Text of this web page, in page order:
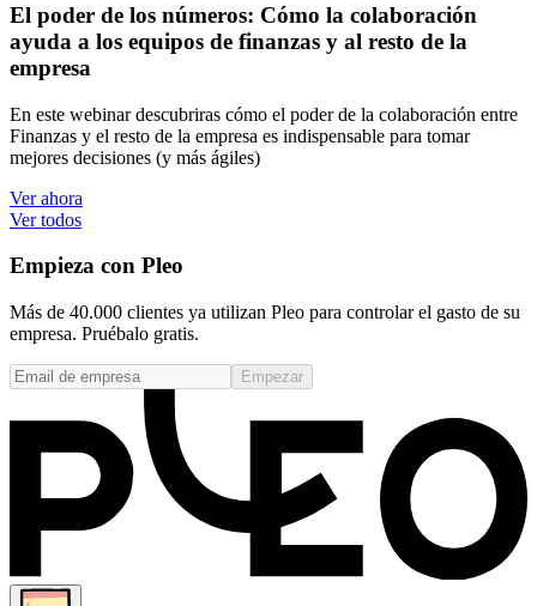
El poder de los números: Cómo la colaboración
ayuda a los equipos de finanzas y al resto de la
empresa
En este webinar descubriras cómo el poder de la colaboración entre
Finanzas y el resto de la empresa es indispensable para tomar
mejores decisiones (y más ágiles)
Ver ahora
Ver todos
Empieza con Pleo
Más de 40.000 clientes ya utilizan Pleo para controlar el gasto de su
empresa. Pruébalo gratis.
Empezar